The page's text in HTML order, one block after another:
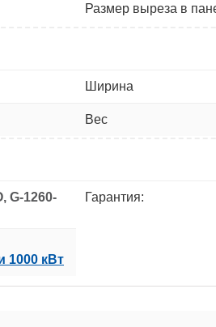
Размер выреза в
Ширина
Вес
G-1260-
Гарантия:
1000 кВт